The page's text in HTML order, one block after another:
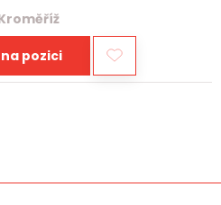
pozici